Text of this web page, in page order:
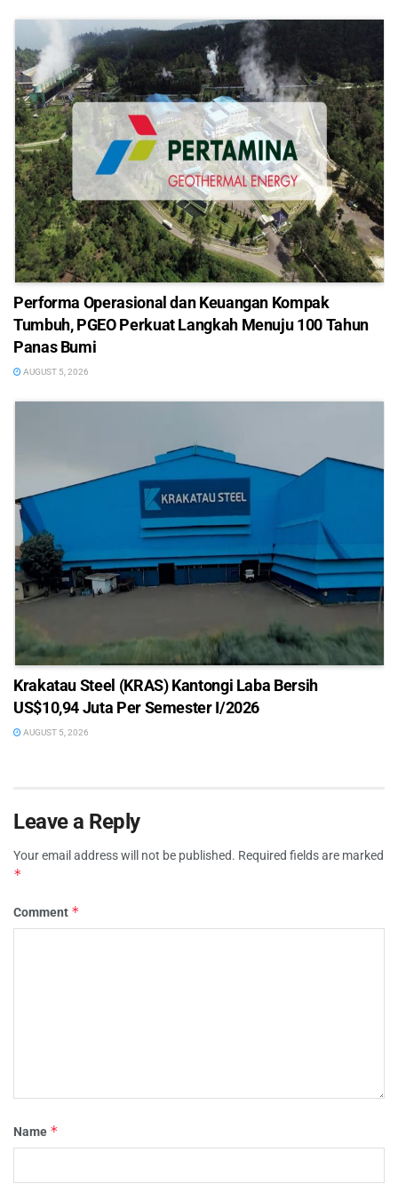
Performa Operasional dan Keuangan Kompak
Tumbuh, PGEO Perkuat Langkah Menuju 100 Tahun
Panas Bumi
AUGUST 5, 2026
Krakatau Steel (KRAS) Kantongi Laba Bersih
US$10,94 Juta Per Semester I/2026
AUGUST 5, 2026
Leave a Reply
Your email address will not be published. Required fields are marked
*
Comment *
Name *